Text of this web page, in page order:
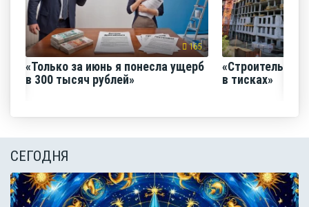
165
«Только за июнь я понесла ущерб
в 300 тысяч рублей»
«Строительный
в тисках»
СЕГОДНЯ